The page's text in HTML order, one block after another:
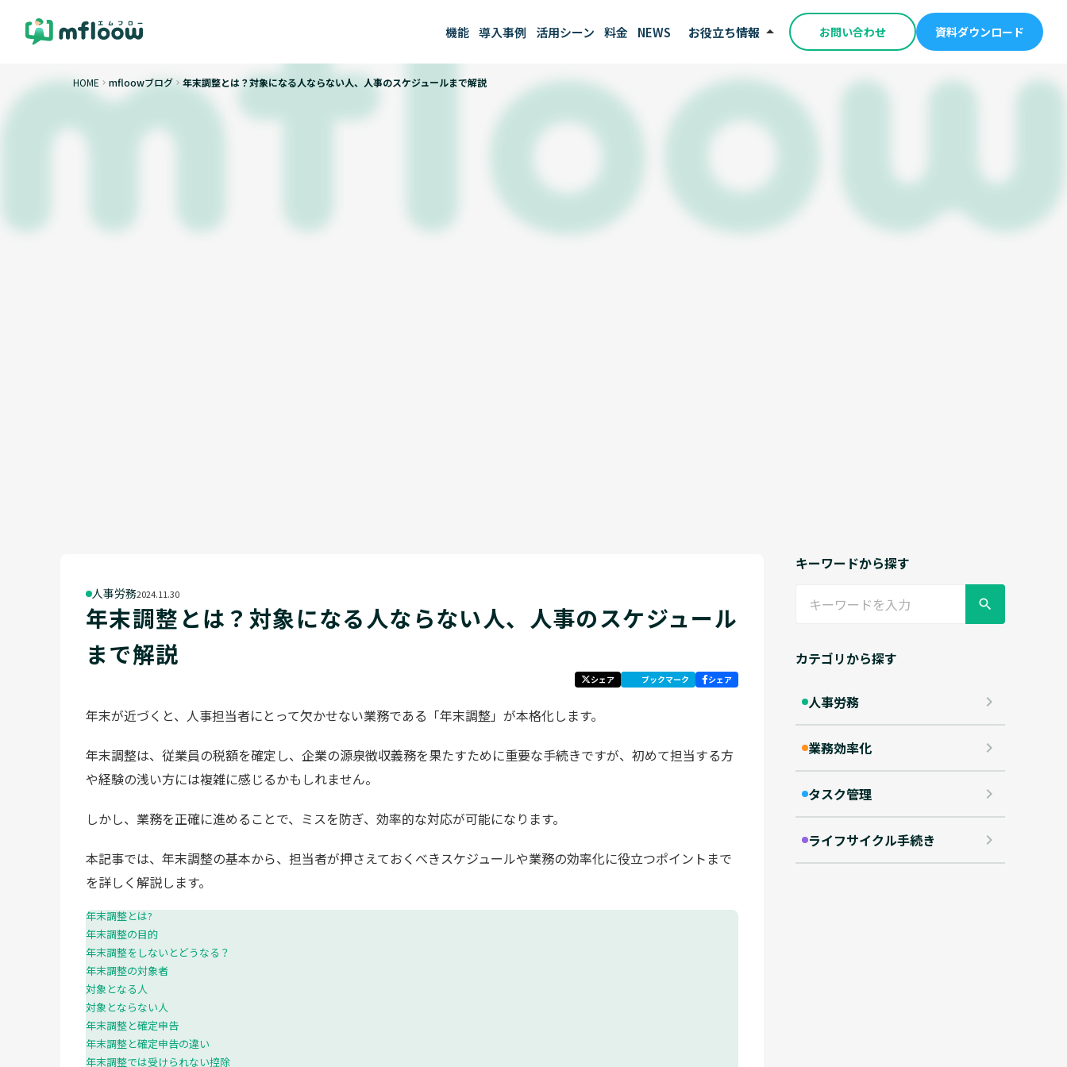
HOME keyboard_arrow_right mfloowブログ keyboard_arrow_right 年末調整とは？対象になる人ならない人、人事のスケジュールまで解説
人事労務2024.11.30
年末調整とは？対象になる人ならない人、人事のスケジュール
まで解説
シェア ブックマーク シェア
年末が近づくと、人事担当者にとって欠かせない業務である「年末調整」が本格化します。
年末調整は、従業員の税額を確定し、企業の源泉徴収義務を果たすために重要な手続きですが、初めて担当する方
や経験の浅い方には複雑に感じるかもしれません。
しかし、業務を正確に進めることで、ミスを防ぎ、効率的な対応が可能になります。
本記事では、年末調整の基本から、担当者が押さえておくべきスケジュールや業務の効率化に役立つポイントまで
を詳しく解説します。
年末調整とは?
年末調整の目的
年末調整をしないとどうなる？
年末調整の対象者
対象となる人
対象とならない人
年末調整と確定申告
年末調整と確定申告の違い
年末調整では受けられない控除
キーワードから探す
search
カテゴリから探す
人事労務 keyboard_arrow_right
業務効率化 keyboard_arrow_right
タスク管理 keyboard_arrow_right
ライフサイクル手続き keyboard_arrow_right
機能 導入事例 活用シーン 料金 NEWS お役立ち情報 arrow_drop_up お問い合わせ 資料ダウンロード